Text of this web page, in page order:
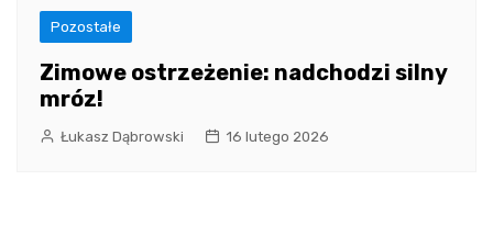
Pozostałe
Zimowe ostrzeżenie: nadchodzi silny
mróz!
Łukasz Dąbrowski 16 lutego 2026